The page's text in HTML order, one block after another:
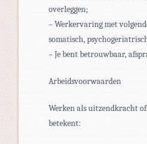
overleggen;
– Werkervaring met
somatisch,
– Je bent betrouwbaar,
Arbeidsvoorwaarden
Werken als uitzendkracht
betekent: